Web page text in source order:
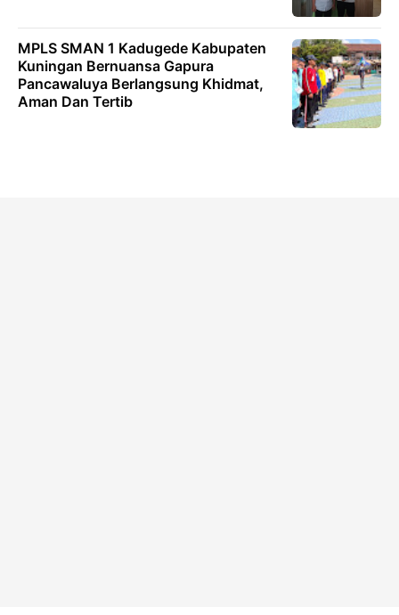
MPLS SMAN 1 Kadugede Kabupaten
Kuningan Bernuansa Gapura
Pancawaluya Berlangsung Khidmat,
Aman Dan Tertib